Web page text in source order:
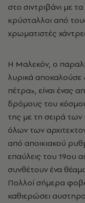
στο σιντριβάνι με
κρύσταλλοι από
χρωματιστές
Η Μαλεκόν, ο
λυρικά
πέτρα», είναι ένας
δρόμους του
της με τη σειρά
όλων των
από αποικιακού
επαύλεις του 19ου
συνθέτουν ένα
Πολλοί σήμερα
καθιερώσει